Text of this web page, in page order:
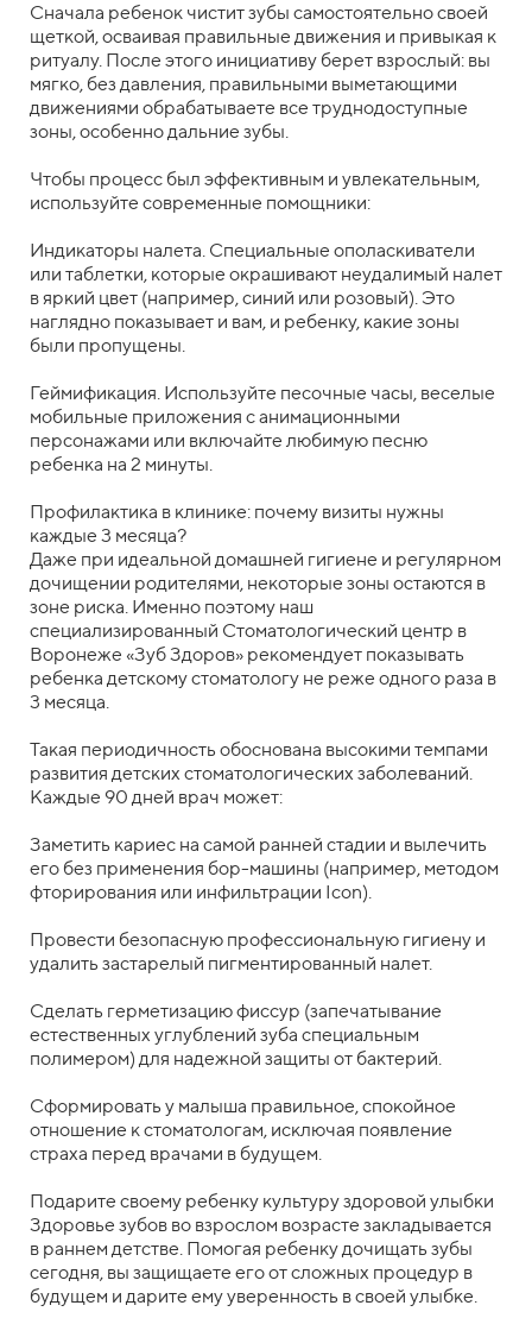
Сначала ребенок чистит зубы самостоятельно своей
щеткой, осваивая правильные движения и привыкая к
ритуалу. После этого инициативу берет взрослый: вы
мягко, без давления, правильными выметающими
движениями обрабатываете все труднодоступные
зоны, особенно дальние зубы.
Чтобы процесс был эффективным и увлекательным,
используйте современные помощники:
Индикаторы налета. Специальные ополаскиватели
или таблетки, которые окрашивают неудалимый налет
в яркий цвет (например, синий или розовый). Это
наглядно показывает и вам, и ребенку, какие зоны
были пропущены.
Геймификация. Используйте песочные часы, веселые
мобильные приложения с анимационными
персонажами или включайте любимую песню
ребенка на 2 минуты.
Профилактика в клинике: почему визиты нужны
каждые 3 месяца?
Даже при идеальной домашней гигиене и регулярном
дочищении родителями, некоторые зоны остаются в
зоне риска. Именно поэтому наш
специализированный Стоматологический центр в
Воронеже «Зуб Здоров» рекомендует показывать
ребенка детскому стоматологу не реже одного раза в
3 месяца.
Такая периодичность обоснована высокими темпами
развития детских стоматологических заболеваний.
Каждые 90 дней врач может:
Заметить кариес на самой ранней стадии и вылечить
его без применения бор-машины (например, методом
фторирования или инфильтрации Icon).
Провести безопасную профессиональную гигиену и
удалить застарелый пигментированный налет.
Сделать герметизацию фиссур (запечатывание
естественных углублений зуба специальным
полимером) для надежной защиты от бактерий.
Сформировать у малыша правильное, спокойное
отношение к стоматологам, исключая появление
страха перед врачами в будущем.
Подарите своему ребенку культуру здоровой улыбки
Здоровье зубов во взрослом возрасте закладывается
в раннем детстве. Помогая ребенку дочищать зубы
сегодня, вы защищаете его от сложных процедур в
будущем и дарите ему уверенность в своей улыбке.